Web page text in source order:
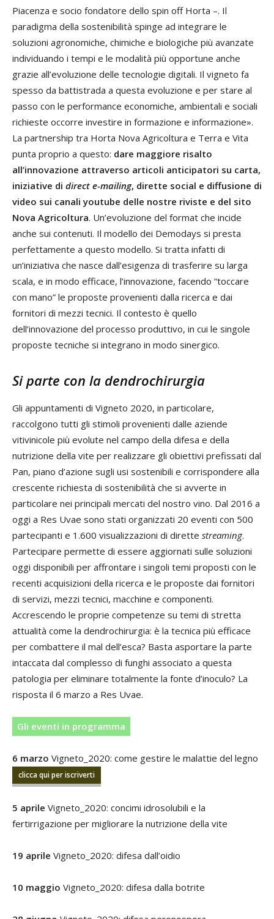
Piacenza e socio fondatore dello spin off Horta –. Il
paradigma della sostenibilità spinge ad integrare le
soluzioni agronomiche, chimiche e biologiche più avanzate
individuando i tempi e le modalità più opportune anche
grazie all’evoluzione delle tecnologie digitali. Il vigneto fa
spesso da battistrada a questa evoluzione e per stare al
passo con le performance economiche, ambientali e sociali
richieste occorre investire in formazione e informazione».
La partnership tra Horta Nova Agricoltura e Terra e Vita
punta proprio a questo: dare maggiore risalto
all’innovazione attraverso articoli anticipatori su carta,
iniziative di direct e-mailing, dirette social e diffusione di
video sui canali youtube delle nostre riviste e del sito
Nova Agricoltura. Un’evoluzione del format che incide
anche sui contenuti. Il modello dei Demodays si presta
perfettamente a questo modello. Si tratta infatti di
un’iniziativa che nasce dall’esigenza di trasferire su larga
scala, e in modo efficace, l’innovazione, facendo “toccare
con mano” le proposte provenienti dalla ricerca e dai
fornitori di mezzi tecnici. Il contesto è quello
dell’innovazione del processo produttivo, in cui le singole
proposte tecniche si integrano in modo sinergico.
Si parte con la dendrochirurgia
Gli appuntamenti di Vigneto 2020, in particolare,
raccolgono tutti gli stimoli provenienti dalle aziende
vitivinicole più evolute nel campo della difesa e della
nutrizione della vite per realizzare gli obiettivi prefissati dal
Pan, piano d’azione sugli usi sostenibili e corrispondere alla
crescente richiesta di sostenibilità che si avverte in
particolare nei principali mercati del nostro vino. Dal 2016 a
oggi a Res Uvae sono stati organizzati 20 eventi con 500
partecipanti e 1.600 visualizzazioni di dirette streaming.
Partecipare permette di essere aggiornati sulle soluzioni
oggi disponibili per affrontare i singoli temi proposti con le
recenti acquisizioni della ricerca e le proposte dai fornitori
di servizi, mezzi tecnici, macchine e componenti.
Accrescendo le proprie competenze su temi di stretta
attualità come la dendrochirurgia: è la tecnica più efficace
per combattere il mal dell’esca? Basta asportare la parte
intaccata dal complesso di funghi associato a questa
patologia per eliminare totalmente la fonte d’inoculo? La
risposta il 6 marzo a Res Uvae.
Gli eventi in programma
6 marzo Vigneto_2020: come gestire le malattie del legno
clicca qui per iscriverti
5 aprile Vigneto_2020: concimi idrosolubili e la
fertirrigazione per migliorare la nutrizione della vite
19 aprile Vigneto_2020: difesa dall’oidio
10 maggio Vigneto_2020: difesa dalla botrite